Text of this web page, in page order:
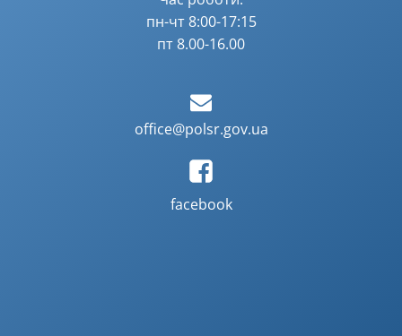
пн-чт 8:00-17:15
пт 8.00-16.00
office@polsr.gov.ua
facebook